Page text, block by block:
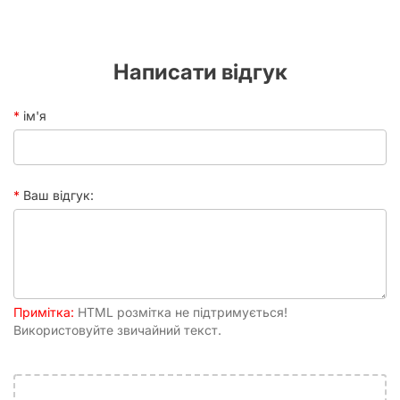
секрети та цілі. Яна Тобосо майстерно створює атмосферу,
яка одночасно притягує та лякає, утримуючи читача в
Чому варто купити «Мангу Темний
Захопливий сюжет:
поєднуючи містику, детектив та драму.
своїм витонченим та деталізованим малюнком, що
ідеально передає готичну атмосферу.
Глибокі теми:Дослідження питань добра і зла,
Написати відгук
ім'я
Ваш відгук:
Примітка: HTML розмітка не підтримується!
Використовуйте звичайний текст.